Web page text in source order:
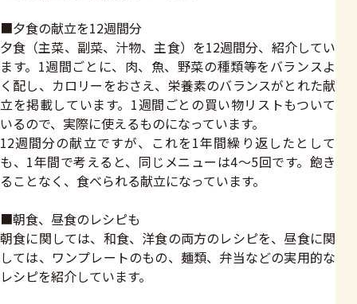
■夕食の献立を12週間分
夕食（主菜、副菜、汁物、主食）を12週間分、紹介してい
ます。1週間ごとに、肉、魚、野菜の種類等をバランスよ
く配し、カロリーをおさえ、栄養素のバランスがとれた献
立を掲載しています。1週間ごとの買い物リストもついて
いるので、実際に使えるものになっています。
12週間分の献立ですが、これを1年間繰り返したとして
も、1年間で考えると、同じメニューは4～5回です。飽き
ることなく、食べられる献立になっています。
■朝食、昼食のレシピも
朝食に関しては、和食、洋食の両方のレシピを、昼食に関
しては、ワンプレートのもの、麺類、弁当などの実用的な
レシピを紹介しています。